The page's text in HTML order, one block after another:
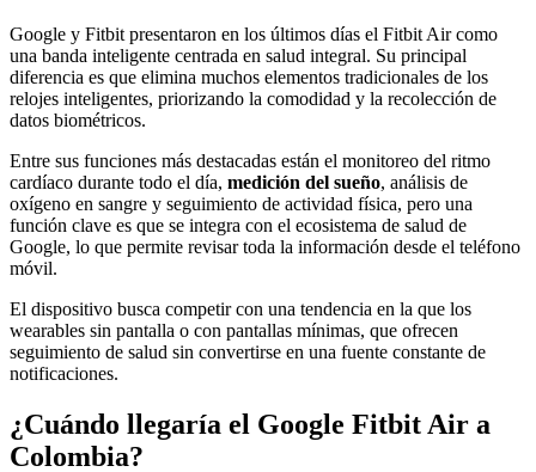
Google y Fitbit presentaron en los últimos días el Fitbit Air como
una banda inteligente centrada en salud integral. Su principal
diferencia es que elimina muchos elementos tradicionales de los
relojes inteligentes, priorizando la comodidad y la recolección de
datos biométricos.
Entre sus funciones más destacadas están el monitoreo del ritmo
cardíaco durante todo el día, medición del sueño, análisis de
oxígeno en sangre y seguimiento de actividad física, pero una
función clave es que se integra con el ecosistema de salud de
Google, lo que permite revisar toda la información desde el teléfono
móvil.
El dispositivo busca competir con una tendencia en la que los
wearables sin pantalla o con pantallas mínimas, que ofrecen
seguimiento de salud sin convertirse en una fuente constante de
notificaciones.
¿Cuándo llegaría el Google Fitbit Air a
Colombia?